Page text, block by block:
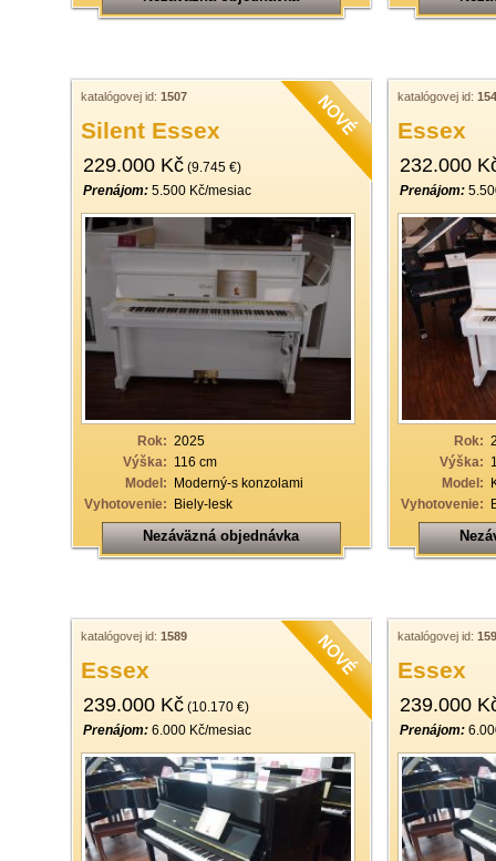
katalógovej id: 1507
Silent Essex
229.000 Kč (9.745 €)
Prenájom: 5.500 Kč/mesiac
Rok: 2025
Výška: 116 cm
Model: Moderný-s konzolami
Vyhotovenie: Biely-lesk
Nezáväzná objednávka
katalógovej id:
Essex
232.000
Prenájom:
Rok:
Výška:
Model:
Vyhotovenie:
katalógovej id: 1589
Essex
239.000 Kč (10.170 €)
Prenájom: 6.000 Kč/mesiac
katalógovej id:
Essex
239.000
Prenájom: